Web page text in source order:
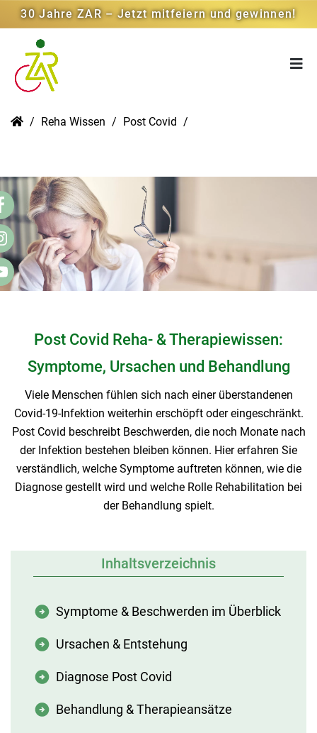
30 Jahre ZAR – Jetzt mitfeiern und gewinnen!
Reha Wissen Post Covid
Post Covid Reha- & Therapiewissen:
Symptome, Ursachen und Behandlung
Viele Menschen fühlen sich nach einer überstandenen
Covid-19-Infektion weiterhin erschöpft oder eingeschränkt.
Post Covid beschreibt Beschwerden, die noch Monate nach
der Infektion bestehen bleiben können. Hier erfahren Sie
verständlich, welche Symptome auftreten können, wie die
Diagnose gestellt wird und welche Rolle Rehabilitation bei
der Behandlung spielt.
Inhaltsverzeichnis
Symptome & Beschwerden im Überblick
Ursachen & Entstehung
Diagnose Post Covid
Behandlung & Therapieansätze